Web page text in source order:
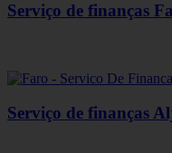
Serviço de finanças
Serviço de finanças